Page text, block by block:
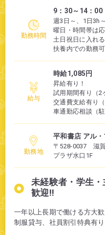
勤務時間
9：30～14：00
週3日～、1日3h
曜日・時間帯は
土日祝日に入れ
扶養内での勤務
給与
時給1,085円
昇給有り！
試用期間有り（2
交通費支給有り
車通勤応相談（
勤務地
平和書店 アル
〒528-0037 滋賀
プラザ水口1F
未経験者・学生
歓迎!!
一年以上長期で働ける方大歓
制服貸与、社員割引特典有